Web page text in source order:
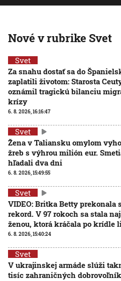
Nové v rubrike Svet
Svet
Za snahu dostať sa do
zaplatili životom: Starosta
oznámil tragickú bilanciu
krízy
6. 8. 2026, 16:16:47
Svet
Žena v Taliansku omylom
žreb s výhrou milión eur.
hľadali dva dni
6. 8. 2026, 15:49:55
Svet
VIDEO: Britka Betty prekonala
rekord. V 97 rokoch sa stala
ženou, ktorá kráčala po krídle
6. 8. 2026, 15:40:24
Svet
V ukrajinskej armáde slúži
tisíc zahraničných